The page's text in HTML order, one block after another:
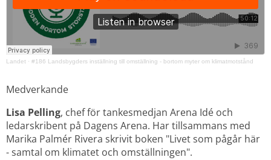
Landet · #186 Landsbygders inställning till omställning - bortom myter om klimatmotstånd
Medverkande
Lisa Pelling, chef för tankesmedjan Arena Idé och
ledarskribent på Dagens Arena. Har tillsammans med
Marika Palmér Rivera skrivit boken "Livet som pågår här
- samtal om klimatet och omställningen".